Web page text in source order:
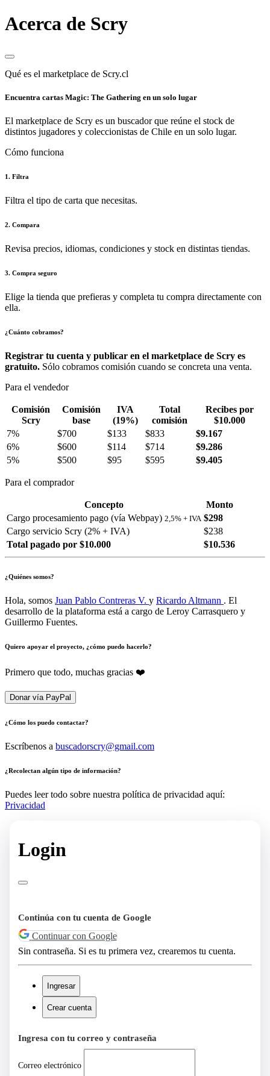
Acerca de Scry
Qué es el marketplace de Scry.cl
Encuentra cartas Magic: The Gathering en un solo lugar
El marketplace de Scry es un buscador que reúne el stock de
distintos jugadores y coleccionistas de Chile en un solo lugar.
Cómo funciona
1. Filtra
Filtra el tipo de carta que necesitas.
2. Compara
Revisa precios, idiomas, condiciones y stock en distintas tiendas.
3. Compra seguro
Elige la tienda que prefieras y completa tu compra directamente con
ella.
¿Cuánto cobramos?
Registrar tu cuenta y publicar en el marketplace de Scry es
gratuito. Sólo cobramos comisión cuando se concreta una venta.
Para el vendedor
Comisión
Scry
Comisión
base
IVA
(19%)
Total
comisión
Recibes por
$10.000
7%
$700 $133 $833
$9.167
6%
$600 $114 $714
$9.286
5%
$500 $95 $595 $9.405
Para el comprador
Concepto
Monto
Cargo procesamiento pago (vía Webpay) 2,5% + IVA $298
Cargo servicio Scry (2% + IVA)
$238
Total pagado por $10.000
$10.536
¿Quiénes somos?
Hola, somos Juan Pablo Contreras V. y Ricardo Altmann . El
desarrollo de la plataforma está a cargo de Leroy Carrasquero y
Guillermo Fuentes.
Quiero apoyar el proyecto, ¿cómo puedo hacerlo?
Primero que todo, muchas gracias ❤️
Donar vía PayPal
¿Cómo los puedo contactar?
Escríbenos a buscadorscry@gmail.com
¿Recolectan algún tipo de información?
Puedes leer todo sobre nuestra política de privacidad aquí:
Privacidad
Login
Continúa con tu cuenta de Google
Continuar con Google
Sin contraseña. Si es tu primera vez, crearemos tu cuenta.
Ingresar
Crear cuenta
Ingresa con tu correo y contraseña
Correo electrónico